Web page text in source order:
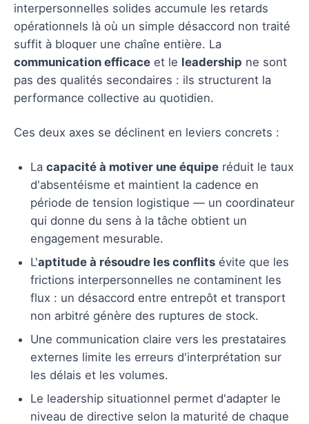
interpersonnelles solides accumule les retards
opérationnels là où un simple désaccord non traité
suffit à bloquer une chaîne entière. La
communication efficace et le leadership ne sont
pas des qualités secondaires : ils structurent la
performance collective au quotidien.
Ces deux axes se déclinent en leviers concrets :
La capacité à motiver une équipe réduit le taux
d'absentéisme et maintient la cadence en
période de tension logistique — un coordinateur
qui donne du sens à la tâche obtient un
engagement mesurable.
L'aptitude à résoudre les conflits évite que les
frictions interpersonnelles ne contaminent les
flux : un désaccord entre entrepôt et transport
non arbitré génère des ruptures de stock.
Une communication claire vers les prestataires
externes limite les erreurs d'interprétation sur
les délais et les volumes.
Le leadership situationnel permet d'adapter le
niveau de directive selon la maturité de chaque